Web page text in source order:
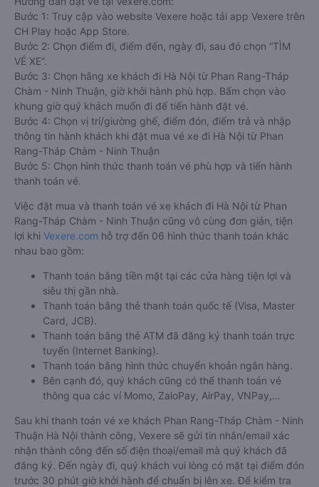
Bước 1: Truy cập vào website Vexere hoặc tải app Vexere trên
CH Play hoặc App Store.
Bước 2: Chọn điểm đi, điểm đến, ngày đi, sau đó chọn “TÌM
VÉ XE”.
Bước 3: Chọn hãng xe khách đi Hà Nội từ Phan Rang-Tháp
Chàm - Ninh Thuận, giờ khởi hành phù hợp. Bấm chọn vào
khung giờ quý khách muốn đi để tiến hành đặt vé.
Bước 4: Chọn vị trí/giường ghế, điểm đón, điểm trả và nhập
thông tin hành khách khi đặt mua vé xe đi Hà Nội từ Phan
Rang-Tháp Chàm - Ninh Thuận
Bước 5: Chọn hình thức thanh toán vé phù hợp và tiến hành
thanh toán vé.
Việc đặt mua và thanh toán vé xe khách đi Hà Nội từ Phan
Rang-Tháp Chàm - Ninh Thuận cũng vô cùng đơn giản, tiện
lợi khi Vexere.com hỗ trợ đến 06 hình thức thanh toán khác
nhau bao gồm:
Thanh toán bằng tiền mặt tại các cửa hàng tiện lợi và
siêu thị gần nhà.
Thanh toán bằng thẻ thanh toán quốc tế (Visa, Master
Card, JCB).
Thanh toán bằng thẻ ATM đã đăng ký thanh toán trực
tuyến (Internet Banking).
Thanh toán bằng hình thức chuyển khoản ngân hàng.
Bên cạnh đó, quý khách cũng có thể thanh toán vé
thông qua các ví Momo, ZaloPay, AirPay, VNPay,…
Sau khi thanh toán vé xe khách Phan Rang-Tháp Chàm - Ninh
Thuận Hà Nội thành công, Vexere sẽ gửi tin nhắn/email xác
nhận thành công đến số điện thoại/email mà quý khách đã
đăng ký. Đến ngày đi, quý khách vui lòng có mặt tại điểm đón
trước 30 phút giờ khởi hành để chuẩn bị lên xe. Để kiểm tra